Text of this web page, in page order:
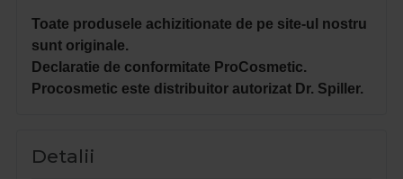
Toate produsele achizitionate de pe site-ul nostru
sunt originale.
Declaratie de conformitate ProCosmetic.
Procosmetic este distribuitor autorizat Dr. Spiller.
Detalii